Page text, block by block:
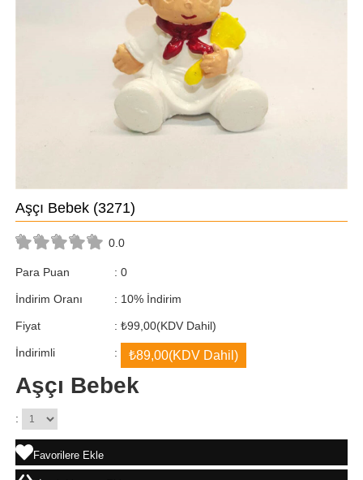
Aşçı Bebek (3271)
0.0
Para Puan : 0
İndirim Oranı : %
10 İndirim
Fiyat : ₺99,00(KDV Dahil)
İndirimli : ₺89,00(KDV Dahil)
Aşçı Bebek
:
Favorilere Ekle